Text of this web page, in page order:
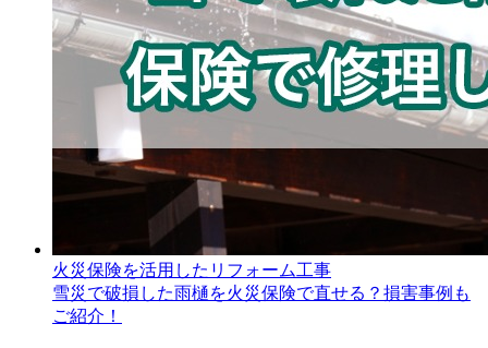
火災保険を活用したリフォーム工事
雪災で破損した雨樋を火災保険で直せる？損害事例も
ご紹介！